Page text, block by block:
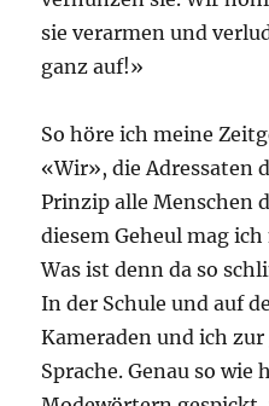
sie verarmen und
ganz auf!»
So höre ich meine
«Wir», die Adressaten
Prinzip alle Menschen
diesem Geheul mag
Was ist denn da so
In der Schule und auf
Kameraden und ich
Sprache. Genau so wie